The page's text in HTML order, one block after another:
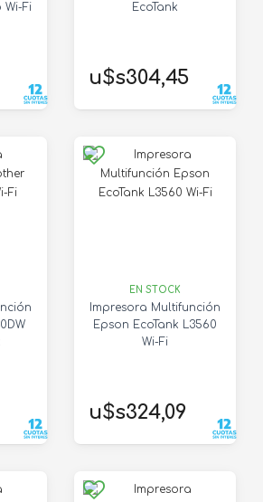
Fi
EcoTank
u$s304,45
EN STOCK
Impresora Multifunción
Epson EcoTank L3560
Wi-Fi
u$s324,09